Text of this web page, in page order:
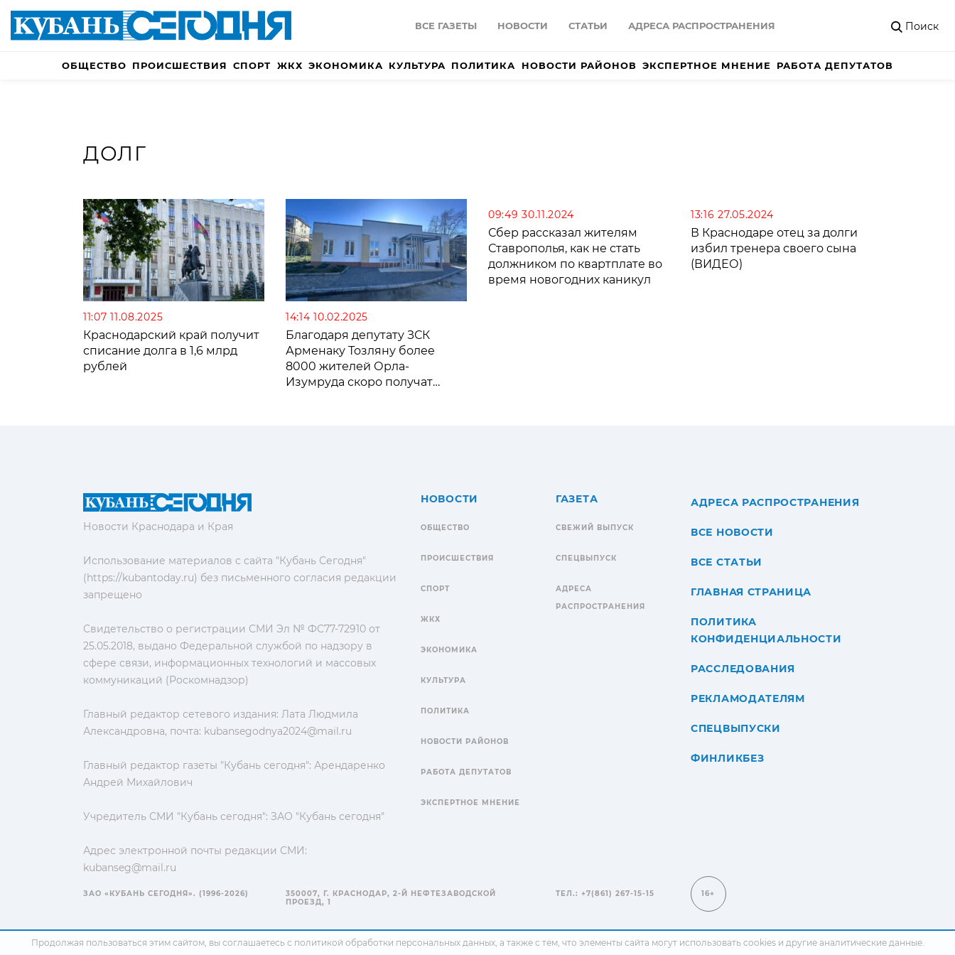
ВСЕ ГАЗЕТЫ НОВОСТИ СТАТЬИ АДРЕСА РАСПРОСТРАНЕНИЯ Поиск
ОБЩЕСТВО ПРОИСШЕСТВИЯ СПОРТ ЖКХ ЭКОНОМИКА КУЛЬТУРА ПОЛИТИКА НОВОСТИ РАЙОНОВ ЭКСПЕРТНОЕ МНЕНИЕ РАБОТА ДЕПУТАТОВ
ДОЛГ
11:07 11.08.2025
Краснодарский край получит
списание долга в 1,6 млрд
рублей
14:14 10.02.2025
Благодаря депутату ЗСК
Арменаку Тозляну более
8000 жителей Орла-
Изумруда скоро получат
09:49 30.11.2024
Сбер рассказал жителям
Ставрополья, как не стать
должником по квартплате во
время новогодних каникул
13:16 27.05.2024
В Краснодаре отец за долги
избил тренера своего сына
(ВИДЕО)
Новости Краснодара и Края
Использование материалов с сайта "Кубань Сегодня"
(https://kubantoday.ru) без письменного согласия редакции
запрещено
Свидетельство о регистрации СМИ Эл № ФС77-72910 от
25.05.2018, выдано Федеральной службой по надзору в
сфере связи, информационных технологий и массовых
коммуникаций (Роскомнадзор)
Главный редактор сетевого издания: Лата Людмила
Александровна, почта: kubansegodnya2024@mail.ru
Главный редактор газеты "Кубань сегодня": Арендаренко
Андрей Михайлович
Учредитель СМИ "Кубань сегодня": ЗАО "Кубань сегодня"
Адрес электронной почты редакции СМИ:
kubanseg@mail.ru
НОВОСТИ
ОБЩЕСТВО
ПРОИСШЕСТВИЯ
СПОРТ
ЖКХ
ЭКОНОМИКА
КУЛЬТУРА
ПОЛИТИКА
НОВОСТИ РАЙОНОВ
РАБОТА ДЕПУТАТОВ
ЭКСПЕРТНОЕ МНЕНИЕ
ГАЗЕТА
СВЕЖИЙ ВЫПУСК
СПЕЦВЫПУСК
АДРЕСА
РАСПРОСТРАНЕНИЯ
АДРЕСА РАСПРОСТРАНЕНИЯ
ВСЕ НОВОСТИ
ВСЕ СТАТЬИ
ГЛАВНАЯ СТРАНИЦА
ПОЛИТИКА
КОНФИДЕНЦИАЛЬНОСТИ
РАССЛЕДОВАНИЯ
РЕКЛАМОДАТЕЛЯМ
СПЕЦВЫПУСКИ
ФИНЛИКБЕЗ
ЗАО «КУБАНЬ СЕГОДНЯ». (1996-2026)
350007, Г. КРАСНОДАР, 2-Й НЕФТЕЗАВОДСКОЙ
ПРОЕЗД, 1
ТЕЛ.: +7(861) 267-15-15 16+
Продолжая пользоваться этим сайтом, вы соглашаетесь с политикой обработки персональных данных, а также с тем, что элементы сайта могут использовать cookies и другие аналитические данные.